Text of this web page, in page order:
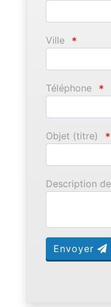
Ville *
Téléphone *
Objet (titre) *
Description
Envoyer